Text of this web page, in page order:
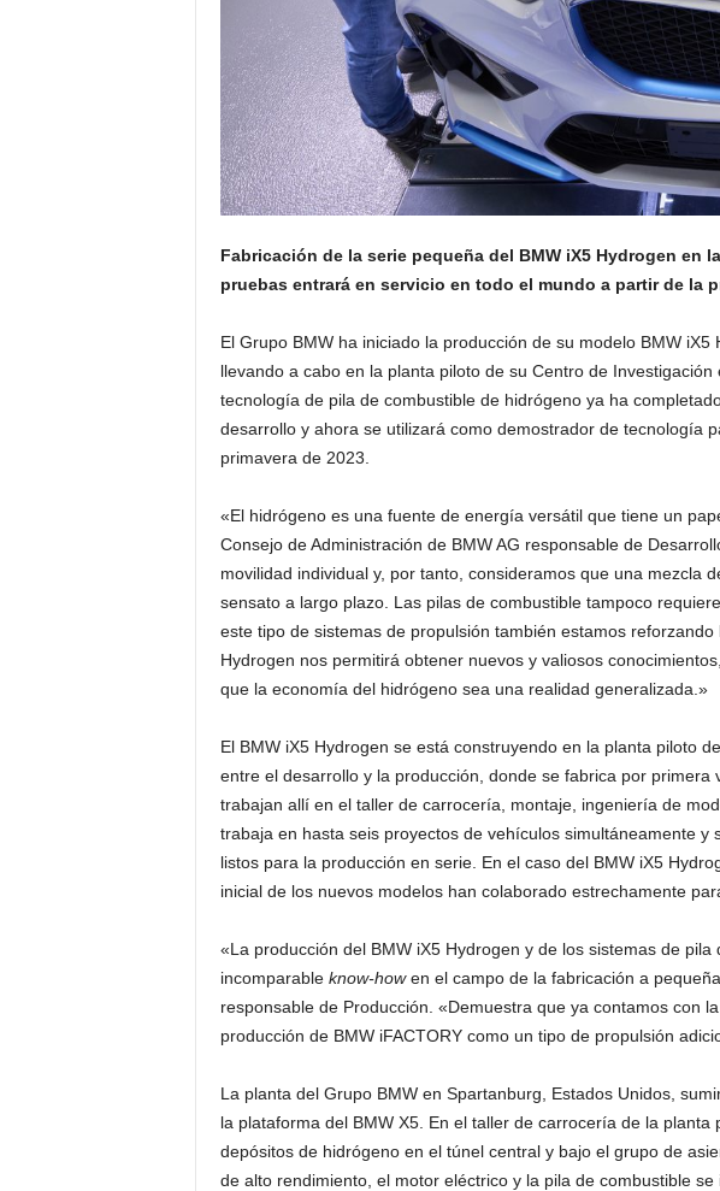
Fabricación de la serie pequeña del BMW iX5 Hydrogen
pruebas entrará en servicio en todo el mundo a partir de la
El Grupo BMW ha iniciado la producción de su modelo BMW
llevando a cabo en la planta piloto de su Centro de
tecnología de pila de combustible de hidrógeno ya ha
desarrollo y ahora se utilizará como demostrador de tecnología
primavera de 2023.
«El hidrógeno es una fuente de energía versátil que tiene un
Consejo de Administración de BMW AG responsable de
movilidad individual y, por tanto, consideramos que una mezcla
sensato a largo plazo. Las pilas de combustible tampoco
este tipo de sistemas de propulsión también estamos
Hydrogen nos permitirá obtener nuevos y valiosos
que la economía del hidrógeno sea una realidad generalizada.»
El BMW iX5 Hydrogen se está construyendo en la planta piloto
entre el desarrollo y la producción, donde se fabrica por
trabajan allí en el taller de carrocería, montaje, ingeniería de
trabaja en hasta seis proyectos de vehículos simultáneamente
listos para la producción en serie. En el caso del BMW iX5
inicial de los nuevos modelos han colaborado estrechamente
«La producción del BMW iX5 Hydrogen y de los sistemas de
incomparable know-howen el campo de la fabricación a
responsable de Producción. «Demuestra que ya contamos con
producción de BMW iFACTORY como un tipo de propulsión
La planta del Grupo BMW en Spartanburg, Estados Unidos,
la plataforma del BMW X5. En el taller de carrocería de la
depósitos de hidrógeno en el túnel central y bajo el grupo de
de alto rendimiento, el motor eléctrico y la pila de combustible